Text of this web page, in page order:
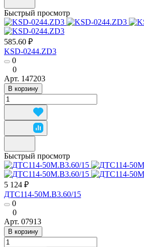
Быстрый просмотр
585.60 ₽
KSD-0244.ZD3
0
0
Арт. 147203
В корзину
Быстрый просмотр
5 124 ₽
ДТС114-50М.В3.60/15
0
0
Арт. 07913
В корзину